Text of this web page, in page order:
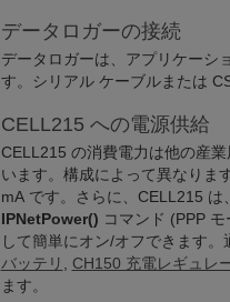
データロガーの接続
データロガーは、アプリケーシ
す。シリアル ケーブルまたは
CELL215 への電源供給
CELL215 の消費電力は他の産
います。構成によって異なりま
mA です。さらに、CELL215
IPNetPower() コマンド (PPP
して簡単にオン/オフできます
バッテリ
CH150 充電レギュレ
ます。